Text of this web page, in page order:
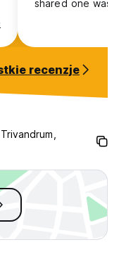
shared one was
mentioned on
left unsure
unacceptable.
recenzje